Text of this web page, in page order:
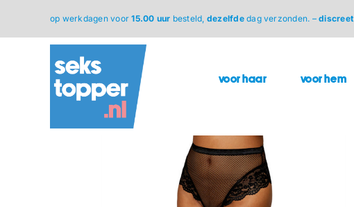
inhoud
op werkdagen voor15.00 uur besteld, dezelfdedag verzonden. –discreet
voor haar voor hem